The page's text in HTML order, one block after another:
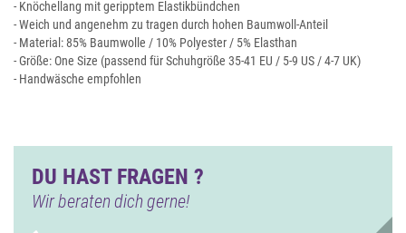
- Knöchellang mit geripptem Elastikbündchen
- Weich und angenehm zu tragen durch hohen Baumwoll-Anteil
- Material: 85% Baumwolle / 10% Polyester / 5% Elasthan
- Größe: One Size (passend für Schuhgröße 35-41 EU / 5-9 US / 4-7 UK)
- Handwäsche empfohlen
DU HAST FRAGEN ?
Wir beraten dich gerne!